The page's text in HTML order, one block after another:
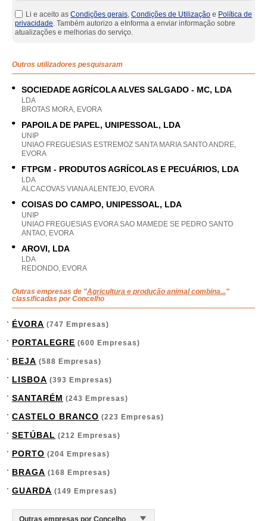
Li e aceito as Condições gerais, Condições de Utilização e Política de
privacidade. Também autorizo a eInforma a enviar informação sobre
atualizações e melhorias do serviço.
Outros utilizadores pesquisaram
SOCIEDADE AGRÍCOLA ALVES SALGADO - MC, LDA
LDA
BROTAS MORA, EVORA
PAPOILA DE PAPEL, UNIPESSOAL, LDA
UNIP
UNIAO FREGUESIAS ESTREMOZ SANTA MARIA SANTO ANDRE,
EVORA
FTPGM - PRODUTOS AGRÍCOLAS E PECUÁRIOS, LDA
LDA
ALCACOVAS VIANA ALENTEJO, EVORA
COISAS DO CAMPO, UNIPESSOAL, LDA
UNIP
UNIAO FREGUESIAS EVORA SAO MAMEDE SE PEDRO SANTO
ANTAO, EVORA
AROVI, LDA
LDA
REDONDO, EVORA
Outras empresas de "Agricultura e produção animal combina..."
classificadas por Concelho
ÉVORA (747 Empresas)
PORTALEGRE (600 Empresas)
BEJA (588 Empresas)
LISBOA (393 Empresas)
SANTARÉM (243 Empresas)
CASTELO BRANCO (223 Empresas)
SETÚBAL (212 Empresas)
PORTO (204 Empresas)
BRAGA (168 Empresas)
GUARDA (149 Empresas)